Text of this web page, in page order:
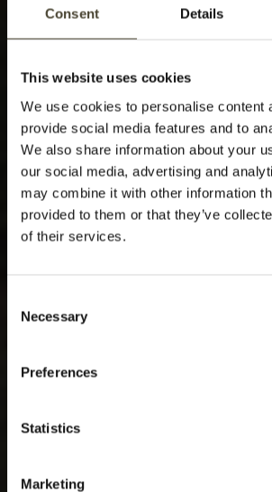
Consent Details
This website uses cookies
We use cookies to personalise content
provide social media features and to
We also share information about your
our social media, advertising and
may combine it with other information
provided to them or that they’ve
of their services.
Selection
Necessary
Preferences
Statistics
Marketing